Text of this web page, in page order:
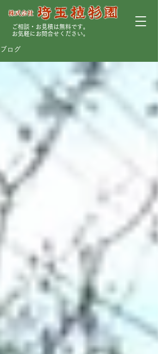
ご相談・お見積は無料です。
お気軽にお問合せください。
ブログ